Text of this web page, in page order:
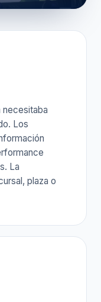
necesitaba
Los
La
plaza o